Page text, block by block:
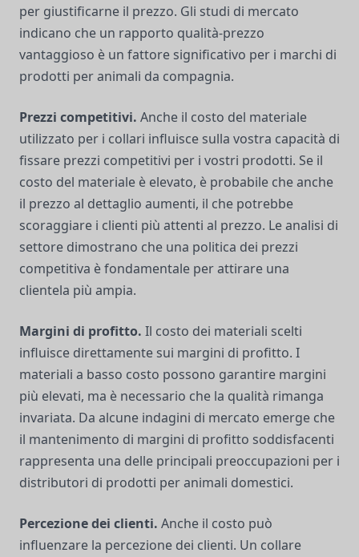
per giustificarne il prezzo. Gli studi di mercato
indicano che un rapporto qualità-prezzo
vantaggioso è un fattore significativo per i marchi di
prodotti per animali da compagnia.
Prezzi competitivi. Anche il costo del materiale
utilizzato per i collari influisce sulla vostra capacità di
fissare prezzi competitivi per i vostri prodotti. Se il
costo del materiale è elevato, è probabile che anche
il prezzo al dettaglio aumenti, il che potrebbe
scoraggiare i clienti più attenti al prezzo. Le analisi di
settore dimostrano che una politica dei prezzi
competitiva è fondamentale per attirare una
clientela più ampia.
Margini di profitto. Il costo dei materiali scelti
influisce direttamente sui margini di profitto. I
materiali a basso costo possono garantire margini
più elevati, ma è necessario che la qualità rimanga
invariata. Da alcune indagini di mercato emerge che
il mantenimento di margini di profitto soddisfacenti
rappresenta una delle principali preoccupazioni per i
distributori di prodotti per animali domestici.
Percezione dei clienti. Anche il costo può
influenzare la percezione dei clienti. Un collare